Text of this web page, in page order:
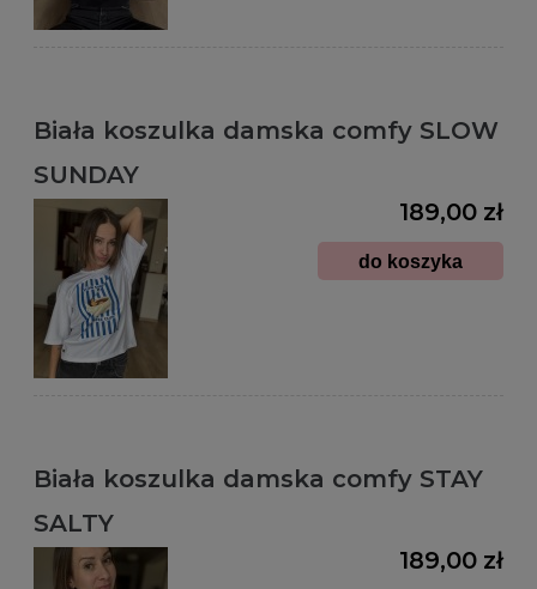
Biała koszulka damska comfy SLOW
SUNDAY
189,00 zł
do koszyka
Biała koszulka damska comfy STAY
SALTY
189,00 zł